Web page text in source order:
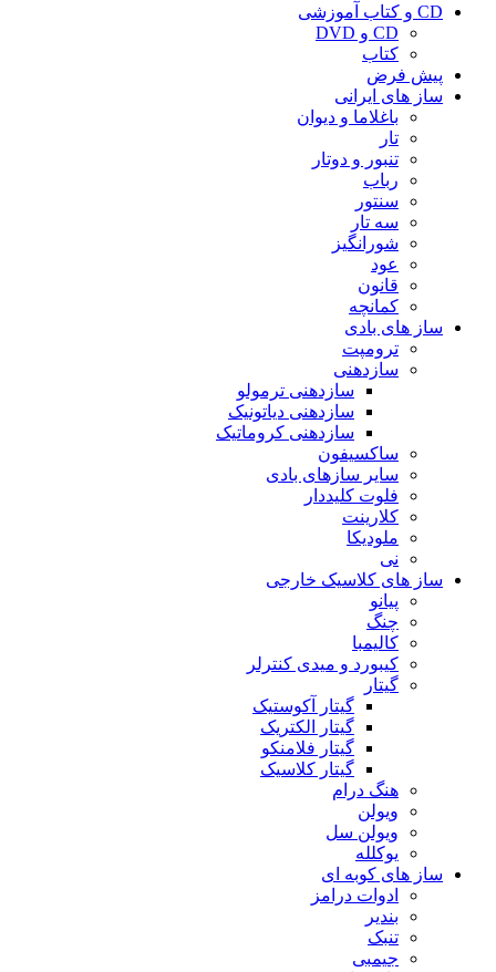
CD و کتاب آموزشی
CD و DVD
کتاب
پیش فرض
ساز های ایرانی
باغلاما و دیوان
تار
تنبور و دوتار
رباب
سنتور
سه تار
شورانگیز
عود
قانون
کمانچه
ساز های بادی
ترومپت
سازدهنی
سازدهنی ترمولو
سازدهنی دیاتونیک
سازدهنی کروماتیک
ساکسیفون
سایر سازهای بادی
فلوت کلیددار
کلارینت
ملودیکا
نی
ساز های کلاسیک خارجی
پیانو
چنگ
کالیمبا
کیبورد و میدی کنترلر
گیتار
گیتار آکوستیک
گیتار الکتریک
گیتار فلامنکو
گیتار کلاسیک
هنگ درام
ویولن
ویولن سل
یوکلله
ساز های کوبه ای
ادوات درامز
بندیر
تنبک
جیمبی